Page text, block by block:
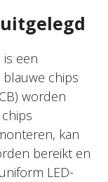
een
chips
worden
kan
bereikt en
LED-